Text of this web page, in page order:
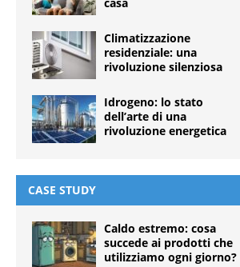
casa
Climatizzazione
residenziale: una
rivoluzione silenziosa
Idrogeno: lo stato
dell’arte di una
rivoluzione energetica
CASE STUDY
Caldo estremo: cosa
succede ai prodotti che
utilizziamo ogni giorno?